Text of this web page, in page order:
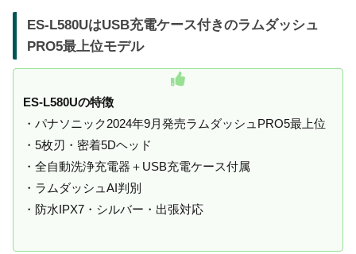
ES-L580UはUSB充電ケース付きのラムダッシュ
PRO5最上位モデル
ES-L580Uの特徴
・パナソニック2024年9月発売ラムダッシュPRO5最上位
・5枚刃・密着5Dヘッド
・全自動洗浄充電器＋USB充電ケース付属
・ラムダッシュAI判別
・防水IPX7・シルバー・出張対応